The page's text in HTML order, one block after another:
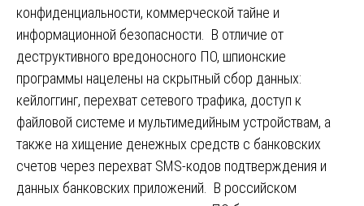
конфиденциальности, коммерческой тайне и
информационной безопасности. В отличие от
деструктивного вредоносного ПО, шпионские
программы нацелены на скрытный сбор данных:
кейлоггинг, перехват сетевого трафика, доступ к
файловой системе и мультимедийным устройствам, а
также на хищение денежных средств с банковских
счетов через перехват SMS-кодов подтверждения и
данных банковских приложений. В российском